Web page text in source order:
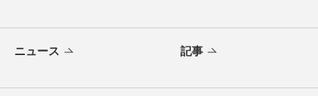
ニュース 記事